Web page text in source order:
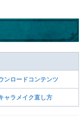
ンロードコンテンツ
ャラメイク直し方